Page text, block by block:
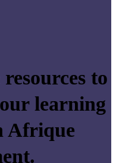
to
learning
Afrique